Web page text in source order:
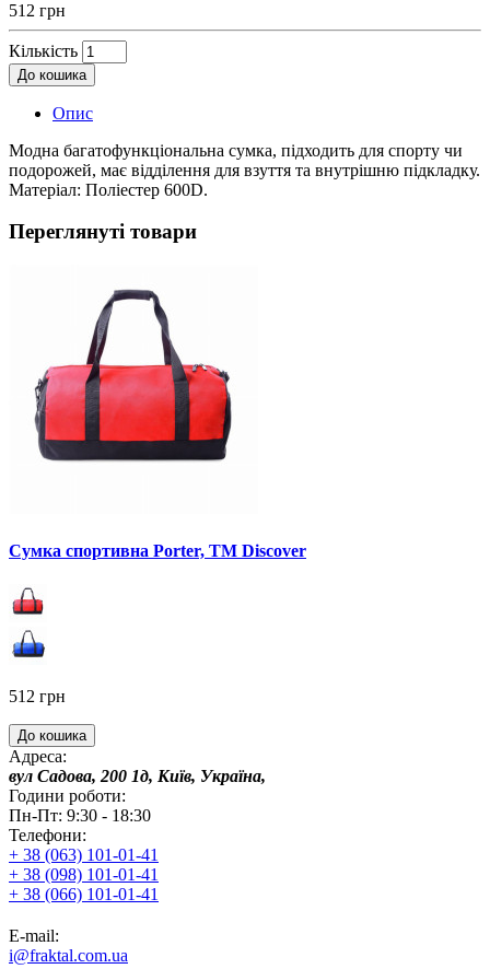
512 грн
Кількість
До кошика
Опис
Модна багатофункціональна сумка, підходить для спорту чи
подорожей, має відділення для взуття та внутрішню підкладку.
Матеріал: Поліестер 600D.
Переглянуті товари
Сумка спортивна Porter, ТМ Discover
512 грн
До кошика
Адреса:
вул Садова, 200 1д, Київ, Україна,
Години роботи:
Пн-Пт: 9:30 - 18:30
Телефони:
+ 38 (063) 101-01-41
+ 38 (098) 101-01-41
+ 38 (066) 101-01-41
E-mail:
i@fraktal.com.ua